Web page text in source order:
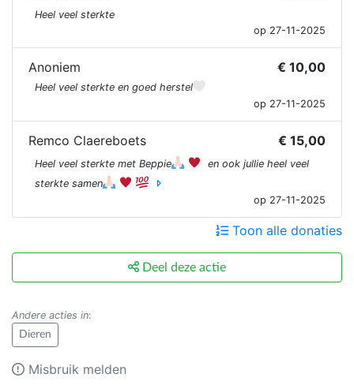
Heel veel sterkte
op 27-11-2025
Anoniem € 10,00
Heel veel sterkte en goed herstel
op 27-11-2025
Remco Claereboets € 15,00
Heel veel sterkte met Beppie
en ook jullie heel veel
sterkte samen
op 27-11-2025
Toon alle donaties
Deel deze actie
Andere acties in:
Dieren
Misbruik melden